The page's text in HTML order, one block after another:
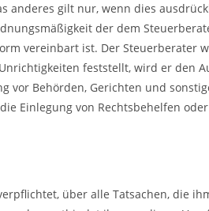
anderes gilt nur, wenn dies
der dem
vereinbart ist. Der Steuerberater
feststellt, wird er den
vor Behörden, Gerichten und
Einlegung von Rechtsbehelfen
über alle Tatsachen, die